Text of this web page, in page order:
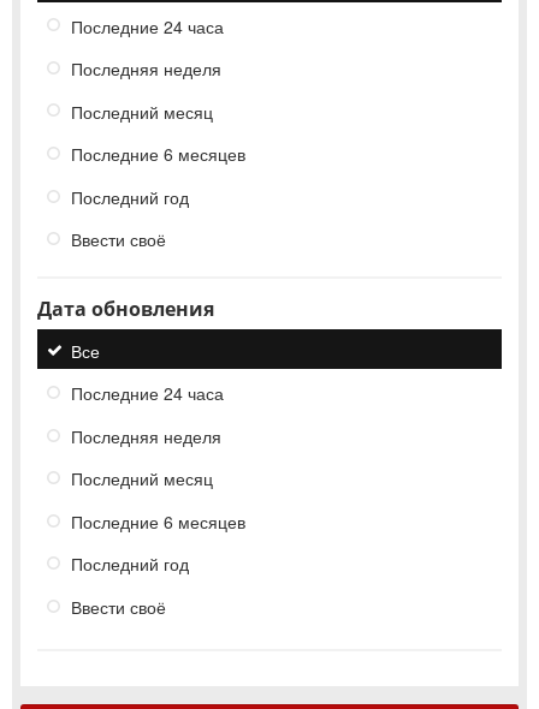
Последние 24 часа
Последняя неделя
Последний месяц
Последние 6 месяцев
Последний год
Ввести своё
Дата обновления
Все
Последние 24 часа
Последняя неделя
Последний месяц
Последние 6 месяцев
Последний год
Ввести своё